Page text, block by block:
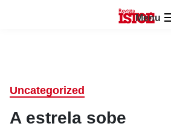
Menu
Uncategorized
A estrela sobe